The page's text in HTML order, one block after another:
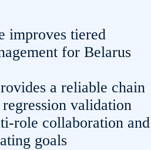
improves tiered
for Belarus
a reliable chain
validation
role collaboration and
goals